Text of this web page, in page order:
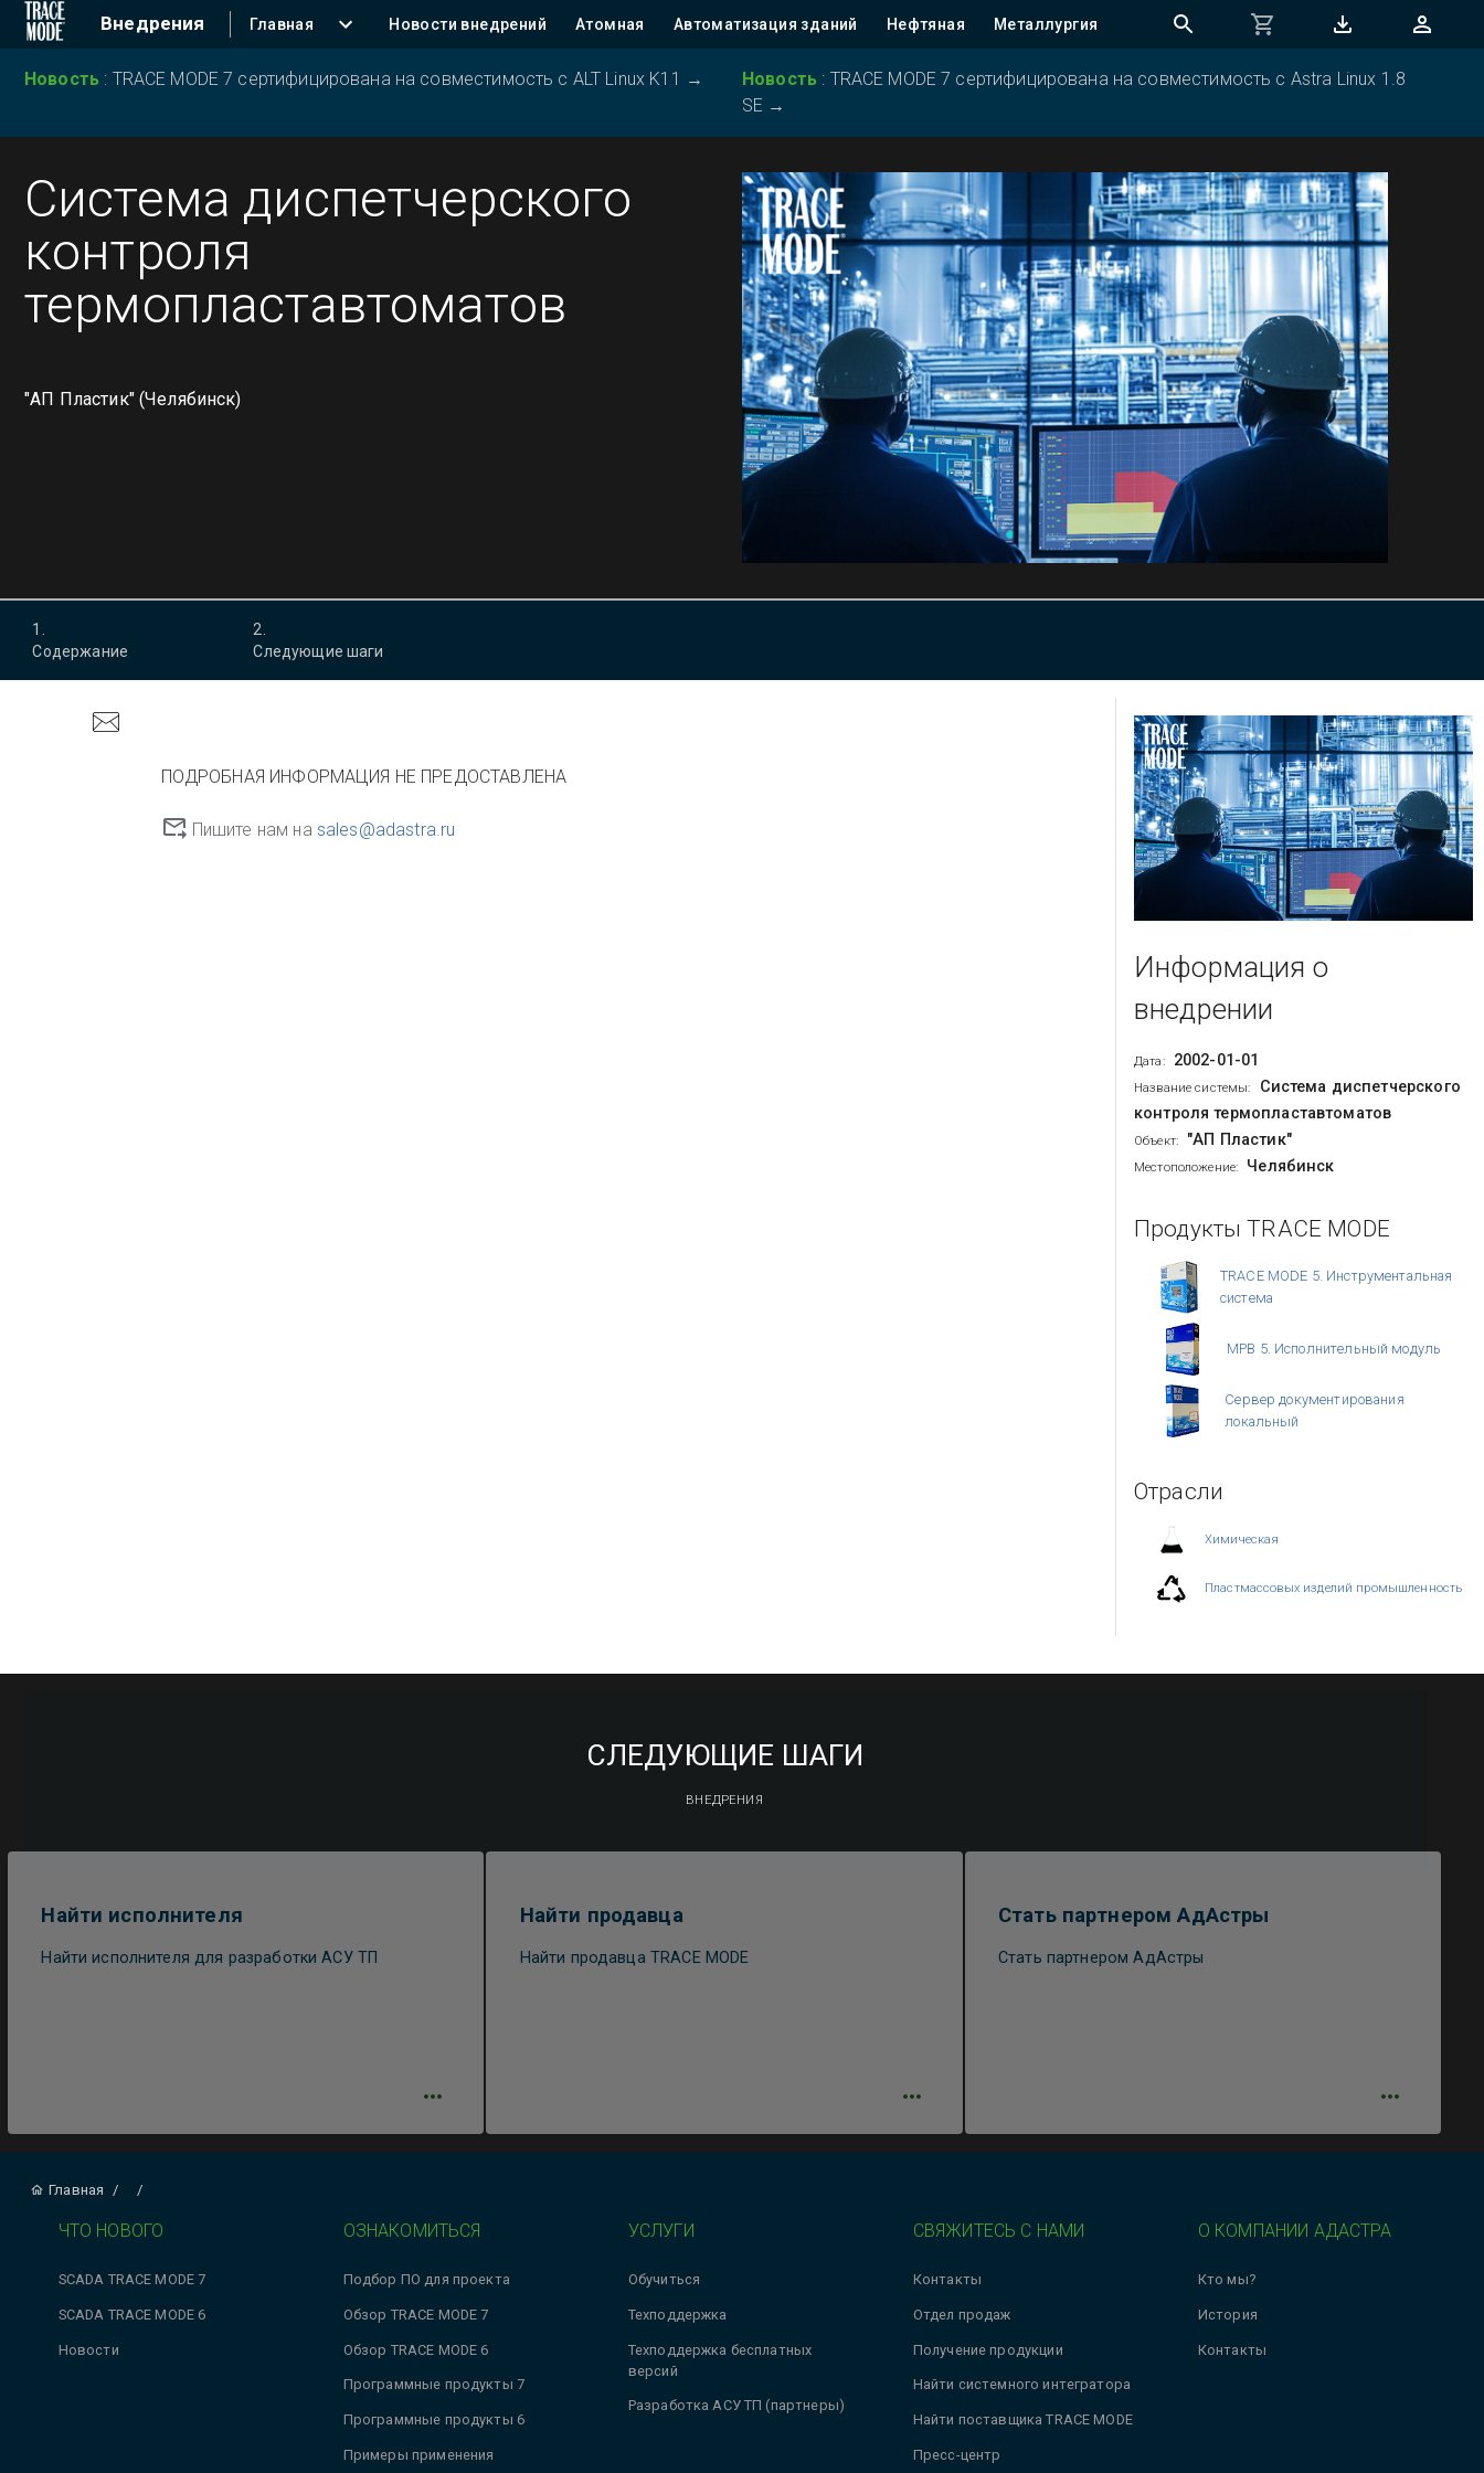
Внедрения Главная Новости внедрений Атомная Автоматизация зданий Нефтяная Металлургия
Новость : TRACE MODE 7 сертифицирована на совместимость с ALT Linux K11 → Новость : TRACE MODE 7 сертифицирована на совместимость с Astra Linux 1.8
SE →
Система диспетчерского
контроля
термопластавтоматов
"АП Пластик" (Челябинск)
1
Содержание
2
Следующие шаги
ПОДРОБНАЯ ИНФОРМАЦИЯ НЕ ПРЕДОСТАВЛЕНА
Пишите нам на sales@adastra.ru
Информация о
внедрении
Дата: 2002-01-01
Название системы:
Система диспетчерского
контроля термопластавтоматов
Объект: "АП Пластик"
Местоположение: Челябинск
Продукты TRACE MODE
TRACE MODE 5. Инструментальная
система
МРВ 5. Исполнительный модуль
Сервер документирования
локальный
Отрасли
Химическая
Пластмассовых изделий промышленность
СЛЕДУЮЩИЕ ШАГИ
ВНЕДРЕНИЯ
Найти исполнителя
Найти исполнителя для разработки АСУ ТП
Найти продавца
Найти продавца TRACE MODE
Стать партнером АдАстры
Стать партнером АдАстры
Главная / /
ЧТО НОВОГО
SCADA TRACE MODE 7
SCADA TRACE MODE 6
Новости
ОЗНАКОМИТЬСЯ
Подбор ПО для проекта
Обзор TRACE MODE 7
Обзор TRACE MODE 6
Программные продукты 7
Программные продукты 6
Примеры применения
УСЛУГИ
Обучиться
Техподдержка
Техподдержка бесплатных
версий
Разработка АСУ ТП (партнеры)
СВЯЖИТЕСЬ С НАМИ
Контакты
Отдел продаж
Получение продукции
Найти системного интегратора
Найти поставщика TRACE MODE
Пресс-центр
О КОМПАНИИ АДАСТРА
Кто мы?
История
Контакты